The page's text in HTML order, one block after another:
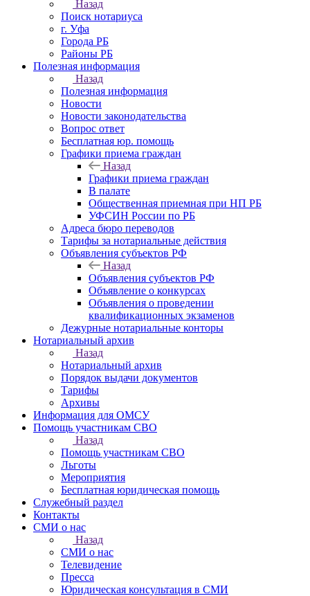
Назад
Поиск нотариуса
г. Уфа
Города РБ
Районы РБ
Полезная информация
Назад
Полезная информация
Новости
Новости законодательства
Вопрос ответ
Бесплатная юр. помощь
Графики приема граждан
Назад
Графики приема граждан
В палате
Общественная приемная при НП РБ
УФСИН России по РБ
Адреса бюро переводов
Тарифы за нотариальные действия
Объявления субъектов РФ
Назад
Объявления субъектов РФ
Объявление о конкурсах
Объявления о проведении
квалификационных экзаменов
Дежурные нотариальные конторы
Нотариальный архив
Назад
Нотариальный архив
Порядок выдачи документов
Тарифы
Архивы
Информация для ОМСУ
Помощь участникам СВО
Назад
Помощь участникам СВО
Льготы
Мероприятия
Бесплатная юридическая помощь
Служебный раздел
Контакты
СМИ о нас
Назад
СМИ о нас
Телевидение
Пресса
Юридическая консультация в СМИ